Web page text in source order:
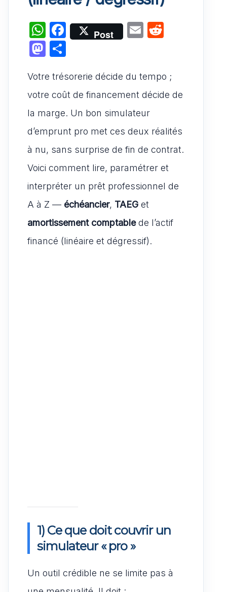
W
h
at
s
A
p
p
F
a
e
b
o
o
k
Post
E
l
di
t
M
st
o
d
o
n
ta
g
er
Votre trésorerie décide du tempo ;
votre coût de financement décide de
la marge. Un bon simulateur
d’emprunt pro met ces deux réalités
à nu, sans surprise de fin de contrat.
Voici comment lire, paramétrer et
interpréter un prêt professionnel de
A à Z — échéancier, TAEG et
amortissement comptablede l’actif
financé (linéaire et dégressif).
1) Ce que doit couvrir un
simulateur « pro »
Un outil crédible ne se limite pas à